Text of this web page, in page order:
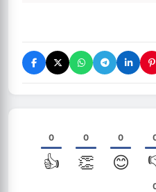
0
👍
0
👏
0
😊